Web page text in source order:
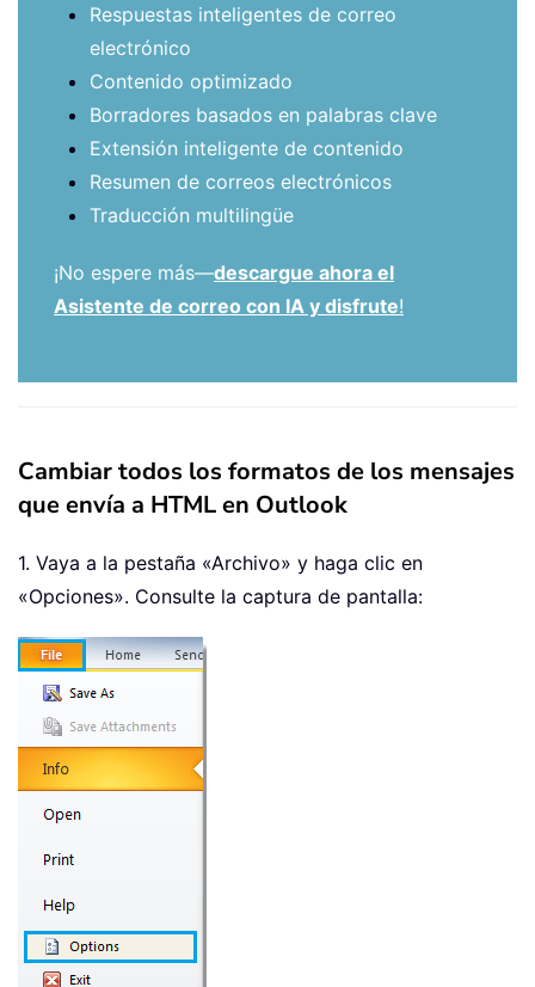
Respuestas inteligentes de correo
electrónico
Contenido optimizado
Borradores basados en palabras clave
Extensión inteligente de contenido
Resumen de correos electrónicos
Traducción multilingüe
¡No espere más—descargue ahora el
Asistente de correo con IA y disfrute!
Cambiar todos los formatos de los mensajes
que envía a HTML en Outlook
1. Vaya a la pestaña «Archivo» y haga clic en
«Opciones». Consulte la captura de pantalla: